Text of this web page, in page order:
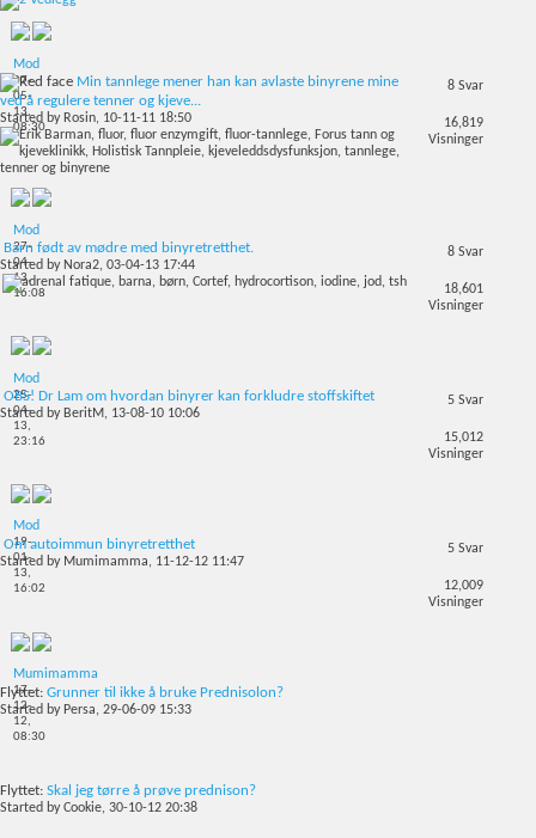
Mod
07-
05-
13,
08:30
Min tannlege mener han kan avlaste binyrene mine
ved å regulere tenner og kjeve...
Started by Rosin, 10-11-11 18:50
8 Svar
16,819
Visninger
Mod
27-
04-
13,
16:08
Barn født av mødre med binyretretthet.
Started by Nora2, 03-04-13 17:44
8 Svar
18,601
Visninger
Mod
25-
04-
13,
23:16
OBS! Dr Lam om hvordan binyrer kan forkludre stoffskiftet
Started by BeritM, 13-08-10 10:06
5 Svar
15,012
Visninger
Mod
19-
01-
13,
16:02
Om autoimmun binyretretthet
Started by Mumimamma, 11-12-12 11:47
5 Svar
12,009
Visninger
Mumimamma
17-
12-
12,
08:30
Flyttet: Grunner til ikke å bruke Prednisolon?
Started by Persa, 29-06-09 15:33
Flyttet: Skal jeg tørre å prøve prednison?
Started byCookie, 30-10-12 20:38